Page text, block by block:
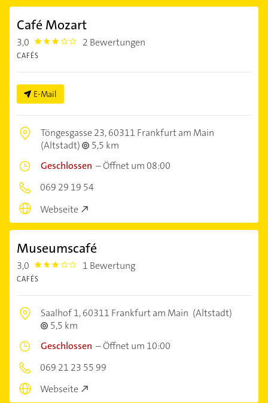
Café Mozart
3,0 3.0 2 Bewertungen
CAFÉS
E-Mail
Töngesgasse 23,60311 Frankfurt am Main
(Altstadt)
5,5 km
Geschlossen –Öffnet um 08:00
069 29 19 54
Webseite
Museumscafé
3,0 3.0 1 Bewertung
CAFÉS
Saalhof 1,60311 Frankfurt am Main (Altstadt)
5,5 km
Geschlossen –Öffnet um 10:00
069 21 23 55 99
Webseite